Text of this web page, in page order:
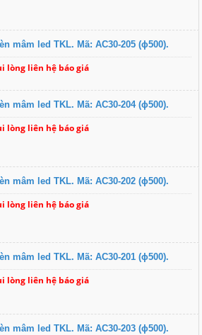
mâm led TKL. Mã: AC30-205 (ɸ500).
lòng liên hệ báo giá
mâm led TKL. Mã: AC30-204 (ɸ500).
lòng liên hệ báo giá
mâm led TKL. Mã: AC30-202 (ɸ500).
lòng liên hệ báo giá
mâm led TKL. Mã: AC30-201 (ɸ500).
lòng liên hệ báo giá
mâm led TKL. Mã: AC30-203 (ɸ500).